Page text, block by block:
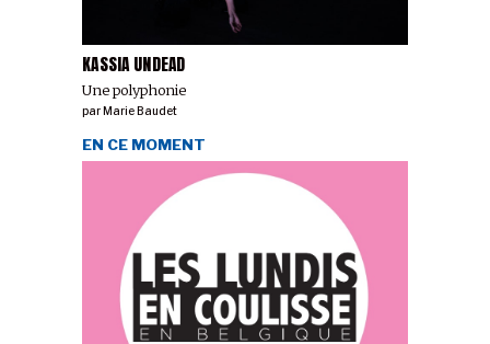
KASSIA UNDEAD
Une polyphonie
parMarie Baudet
EN CE MOMENT